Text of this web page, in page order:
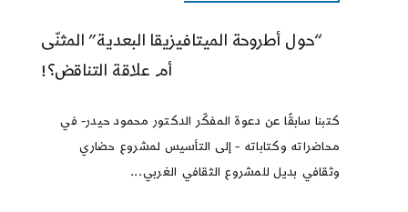
“حول أطروحة الميتافيزيقا البعدية” المثنّى
أم علاقة التناقض؟!
كتبنا سابقًا عن دعوة المفكّر الدكتور محمود حيدر- في
محاضراته وكتاباته - إلى التأسيس لمشروع حضاري
وثقافي بديل للمشروع الثقافي الغربي...